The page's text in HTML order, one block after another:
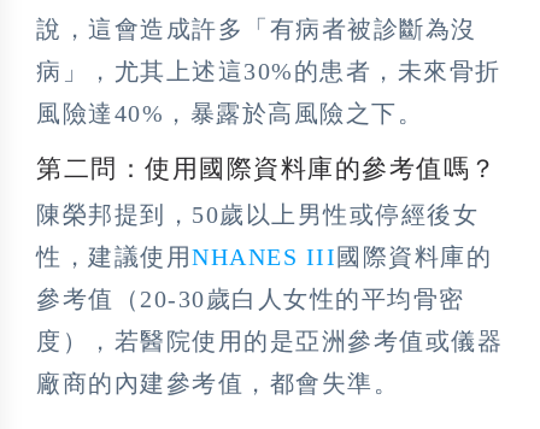
說，這會造成許多「有病者被診斷為沒
病」，尤其上述這30%的患者，未來骨折
風險達40%，暴露於高風險之下。
第二問：使用國際資料庫的參考值嗎？
陳榮邦提到，50歲以上男性或停經後女
性，建議使用NHANES III 國際資料庫的
參考值（20-30歲白人女性的平均骨密
度），若醫院使用的是亞洲參考值或儀器
廠商的內建參考值，都會失準。